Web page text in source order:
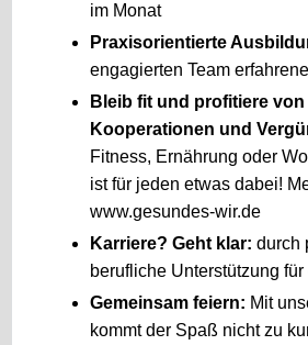
im Monat
Praxisorientierte
engagierten Team
Bleib fit und profitiere
Kooperationen und
Fitness, Ernährung oder
ist für jeden etwas dabei!
www.gesundes-wir.de
Karriere? Geht klar: durch
berufliche Unterstützung
Gemeinsam feiern: Mit
kommt der Spaß nicht zu